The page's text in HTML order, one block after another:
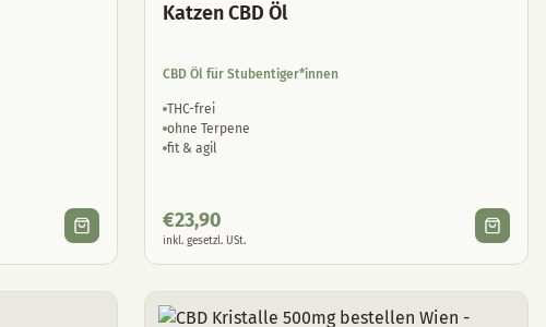
Katzen CBD Öl
CBD Öl für Stubentiger*innen
THC-frei
ohne Terpene
fit & agil
€23,90
inkl. gesetzl. USt.